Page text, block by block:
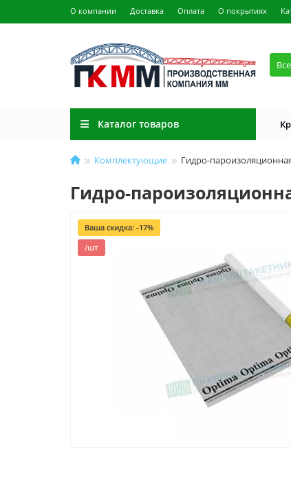
О компании Доставка Оплата О покрытиях
Каталог товаров
Комплектующие Гидро-
Гидро-
Ваша скидка: -17%
/шт